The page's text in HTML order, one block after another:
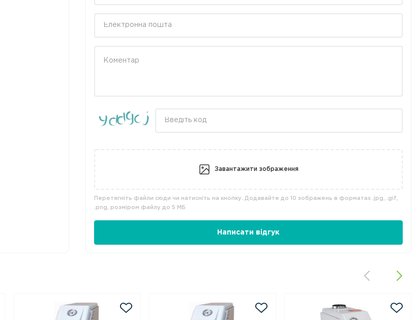
Завантажити зображення
Перетягніть файли сюди чи натисніть на кнопку. Додавайте до 10 зображень в форматах .jpg, .gif,
.png, розміром файлу до 5 МБ
Написати відгук